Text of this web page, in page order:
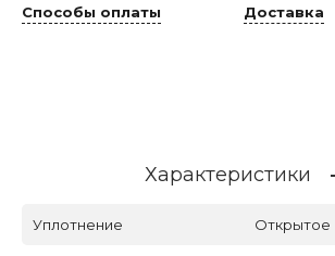
Способы оплаты Доставка
Характеристики
Уплотнение Открытое